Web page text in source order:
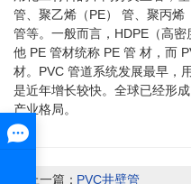
管、聚乙烯（PE） 管、聚丙烯
管等。一般而言，HDPE（高
他 PE 管材统称 PE 管 材，而
材。PVC 管道系统发展最早，
是近年增长较快。全球已经形
产业格局。
上一篇： PVC井壁管